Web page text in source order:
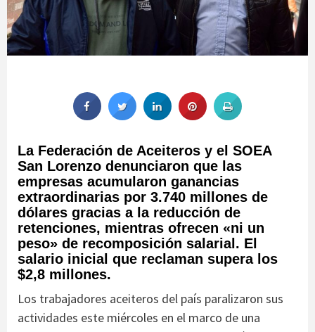
La Federación de Aceiteros y el SOEA
San Lorenzo denunciaron que las
empresas acumularon ganancias
extraordinarias por 3.740 millones de
dólares gracias a la reducción de
retenciones, mientras ofrecen «ni un
peso» de recomposición salarial. El
salario inicial que reclaman supera los
$2,8 millones.
Los trabajadores aceiteros del país paralizaron sus
actividades este miércoles en el marco de una